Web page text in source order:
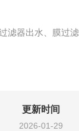
滤器出水、膜过滤
更新时间
2026-01-29